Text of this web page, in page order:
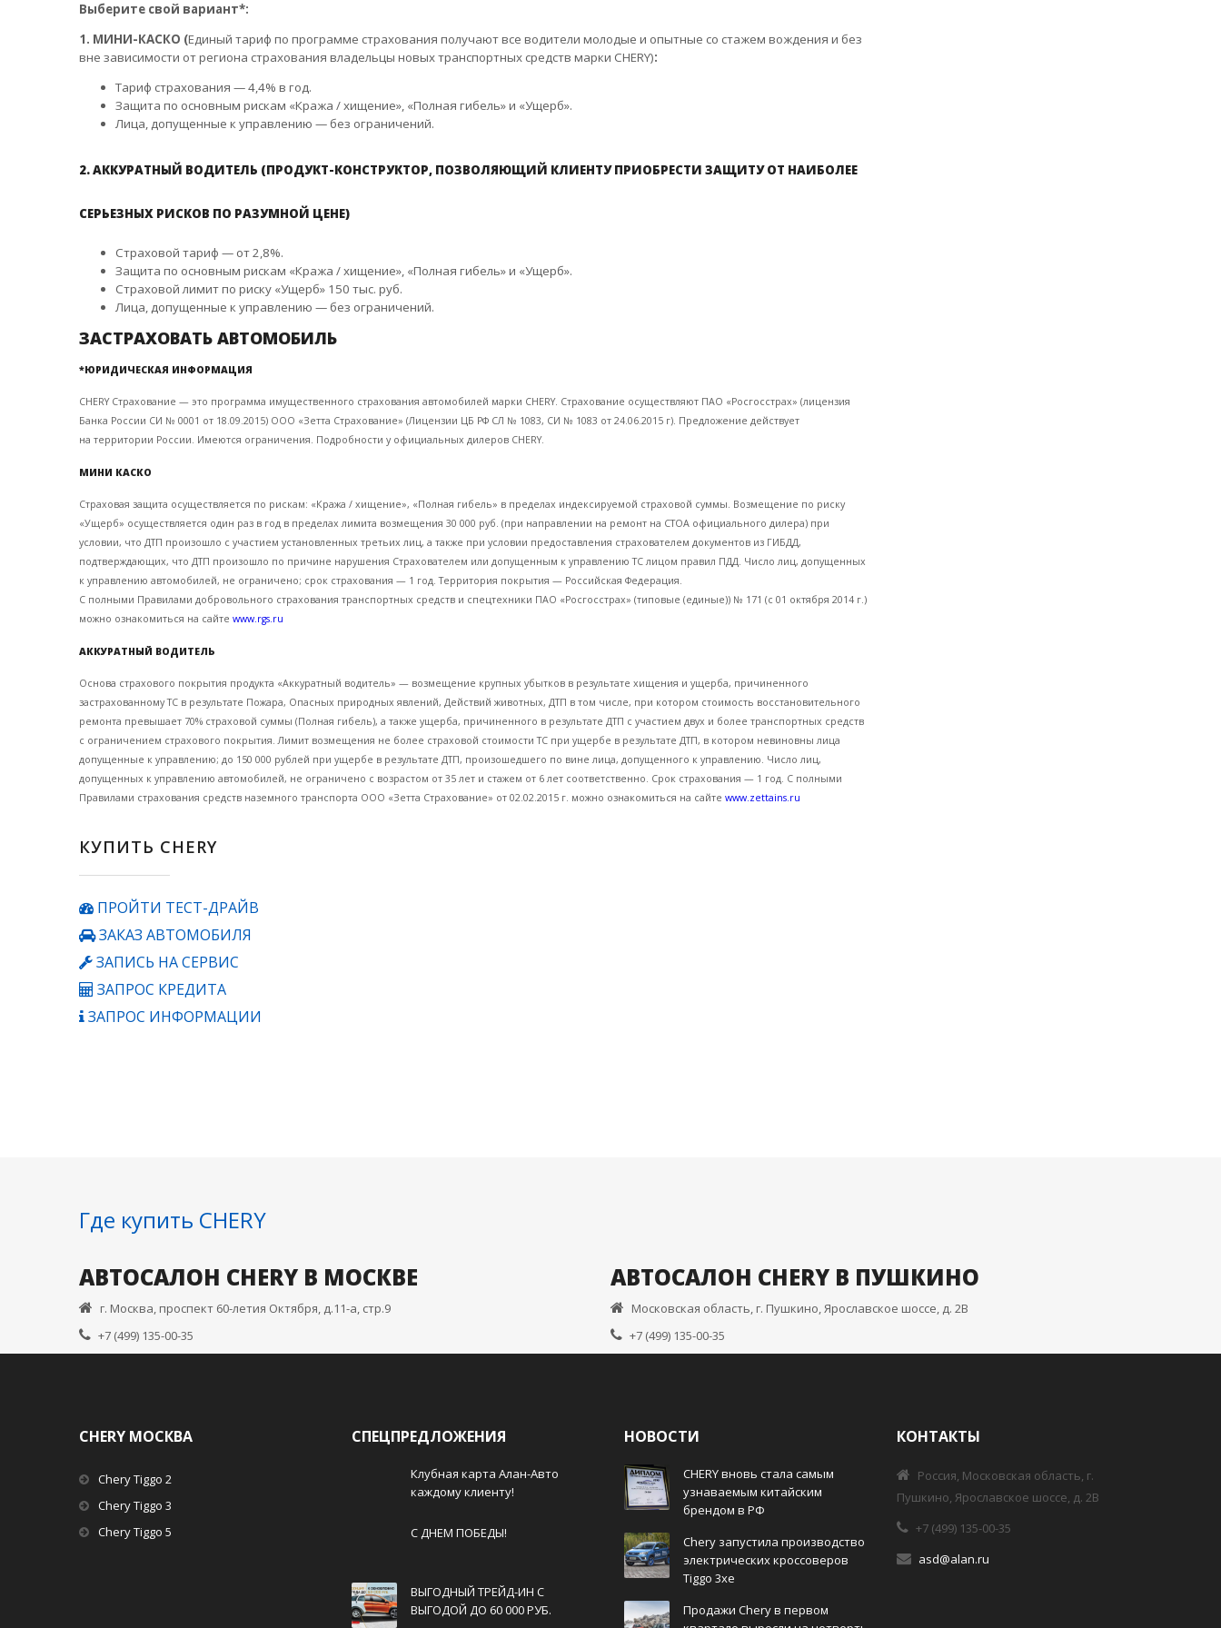
Выберите свой вариант*:
1. МИНИ-КАСКО (Единый тариф по программе страхования получают все водители молодые и опытные со стажем вождения и без
вне зависимости от региона страхования владельцы новых транспортных средств марки CHERY):
Тариф страхования — 4,4% в год.
Защита по основным рискам «Кража / хищение», «Полная гибель» и «Ущерб».
Лица, допущенные к управлению — без ограничений.
2. АККУРАТНЫЙ ВОДИТЕЛЬ (ПРОДУКТ-КОНСТРУКТОР, ПОЗВОЛЯЮЩИЙ КЛИЕНТУ ПРИОБРЕСТИ ЗАЩИТУ ОТ НАИБОЛЕЕ
СЕРЬЕЗНЫХ РИСКОВ ПО РАЗУМНОЙ ЦЕНЕ)
Страховой тариф — от 2,8%.
Защита по основным рискам «Кража / хищение», «Полная гибель» и «Ущерб».
Страховой лимит по риску «Ущерб» 150 тыс. руб.
Лица, допущенные к управлению — без ограничений.
ЗАСТРАХОВАТЬ АВТОМОБИЛЬ
*ЮРИДИЧЕСКАЯ ИНФОРМАЦИЯ
CHERY Страхование — это программа имущественного страхования автомобилей марки CHERY. Страхование осуществляют ПАО «Росгосстрах» (лицензия
Банка России СИ № 0001 от 18.09.2015) ООО «Зетта Страхование» (Лицензии ЦБ РФ СЛ № 1083, СИ № 1083 от 24.06.2015 г). Предложение действует
на территории России. Имеются ограничения. Подробности у официальных дилеров CHERY.
МИНИ КАСКО
Страховая защита осуществляется по рискам: «Кража / хищение», «Полная гибель» в пределах индексируемой страховой суммы. Возмещение по риску
«Ущерб» осуществляется один раз в год в пределах лимита возмещения 30 000 руб. (при направлении на ремонт на СТОА официального дилера) при
условии, что ДТП произошло с участием установленных третьих лиц, а также при условии предоставления страхователем документов из ГИБДД,
подтверждающих, что ДТП произошло по причине нарушения Страхователем или допущенным к управлению ТС лицом правил ПДД. Число лиц, допущенных
к управлению автомобилей, не ограничено; срок страхования — 1 год. Территория покрытия — Российская Федерация.
С полными Правилами добровольного страхования транспортных средств и спецтехники ПАО «Росгосстрах» (типовые (единые)) № 171 (с 01 октября 2014 г.)
можно ознакомиться на сайте www.rgs.ru
АККУРАТНЫЙ ВОДИТЕЛЬ
Основа страхового покрытия продукта «Аккуратный водитель» — возмещение крупных убытков в результате хищения и ущерба, причиненного
застрахованному ТС в результате Пожара, Опасных природных явлений, Действий животных, ДТП в том числе, при котором стоимость восстановительного
ремонта превышает 70% страховой суммы (Полная гибель), а также ущерба, причиненного в результате ДТП с участием двух и более транспортных средств
с ограничением страхового покрытия. Лимит возмещения не более страховой стоимости ТС при ущербе в результате ДТП, в котором невиновны лица
допущенные к управлению; до 150 000 рублей при ущербе в результате ДТП, произошедшего по вине лица, допущенного к управлению. Число лиц,
допущенных к управлению автомобилей, не ограничено с возрастом от 35 лет и стажем от 6 лет соответственно. Срок страхования — 1 год. С полными
Правилами страхования средств наземного транспорта ООО «Зетта Страхование» от 02.02.2015 г. можно ознакомиться на сайте www.zettains.ru
КУПИТЬ CHERY
ПРОЙТИ ТЕСТ-ДРАЙВ
ЗАКАЗ АВТОМОБИЛЯ
ЗАПИСЬ НА СЕРВИС
ЗАПРОС КРЕДИТА
ЗАПРОС ИНФОРМАЦИИ
Где купить CHERY
АВТОСАЛОН CHERY В МОСКВЕ
г. Москва, проспект 60-летия Октября, д.11-а, стр.9
+7 (499) 135-00-35
АВТОСАЛОН CHERY В ПУШКИНО
Московская область, г. Пушкино, Ярославское шоссе, д. 2В
+7 (499) 135-00-35
CHERY МОСКВА
Chery Tiggo 2
Chery Tiggo 3
Chery Tiggo 5
СПЕЦПРЕДЛОЖЕНИЯ
Клубная карта Алан-Авто
каждому клиенту!
С ДНЕМ ПОБЕДЫ!
ВЫГОДНЫЙ ТРЕЙД-ИН С
ВЫГОДОЙ ДО 60 000 РУБ.
НОВОСТИ
CHERY вновь стала самым
узнаваемым китайским
брендом в РФ
Chery запустила производство
электрических кроссоверов
Tiggo 3xe
Продажи Сhery в первом
КОНТАКТЫ
Россия, Московская область, г.
Пушкино, Ярославское шоссе, д. 2В
+7 (499) 135-00-35
asd@alan.ru